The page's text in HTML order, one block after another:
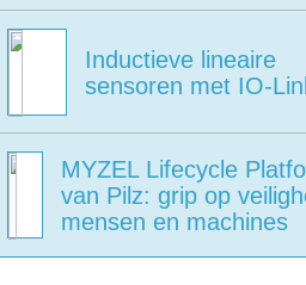
Inductieve lineaire
sensoren met IO-
MYZEL Lifecycle
van Pilz: grip op
mensen en machines